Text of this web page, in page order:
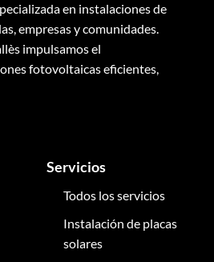
en instalaciones de
empresas y comunidades.
impulsamos el
fotovoltaicas eficientes,
Servicios
Todos los servicios
Instalación de placas
solares